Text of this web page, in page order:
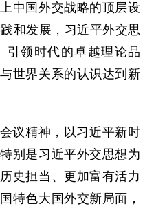
中国外交战略的顶层设
和发展，习近平外交思
引领时代的卓越理论品
世界关系的认识达到新
议精神，以习近平新时
别是习近平外交思想为
史担当、更加富有活力
特色大国外交新局面，